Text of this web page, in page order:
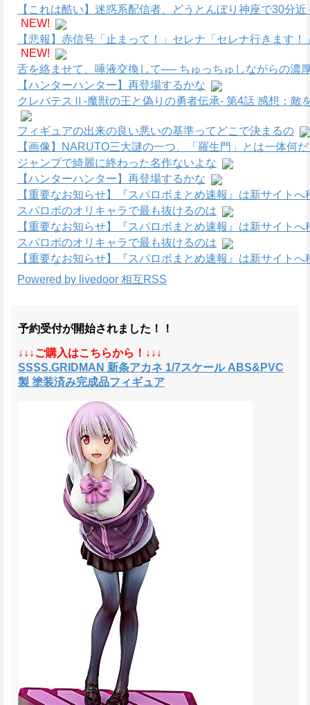
【これは酷い】迷惑系配信者、どうとんぼり神座で30分
NEW!
【悲報】赤信号「止まって！」セレナ「セレナ行きます
NEW!
舌を絡ませて、唾液交換して── ちゅっちゅしながらの濃
【ハンターハンター】再登場するかな
クレバテスⅡ-魔獣の王と偽りの勇者伝承- 第4話 感想：敵
フィギュアの出来の良い悪いの基準ってどこで決まるの
【画像】NARUTO三大謎の一つ、「羅生門」とは一体何
ジャンプで綺麗に終わった名作ないよな
【ハンターハンター】再登場するかな
【重要なお知らせ】『スパロボまとめ速報』は新サイトへ
スパロボのオリキャラで最も抜けるのは
【重要なお知らせ】『スパロボまとめ速報』は新サイトへ
スパロボのオリキャラで最も抜けるのは
【重要なお知らせ】『スパロボまとめ速報』は新サイトへ
Powered by livedoor 相互RSS
予約受付が開始されました！！
↓↓↓ご購入はこちらから！↓↓↓
SSSS.GRIDMAN 新条アカネ 1/7スケール ABS&PVC
製 塗装済み完成品フィギュア